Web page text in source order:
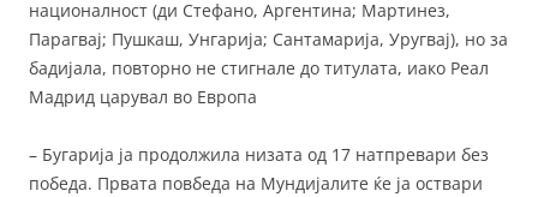
националност (ди Стефано, Аргентина; Мартинез,
Парагвај; Пушкаш, Унгарија; Сантамарија, Уругвај), но за
бадијала, повторно не стигнале до титулата, иако Реал
Мадрид царувал во Европа
– Бугарија ја продолжила низата од 17 натпревари без
победа. Првата повбеда на Мундијалите ќе ја оствари